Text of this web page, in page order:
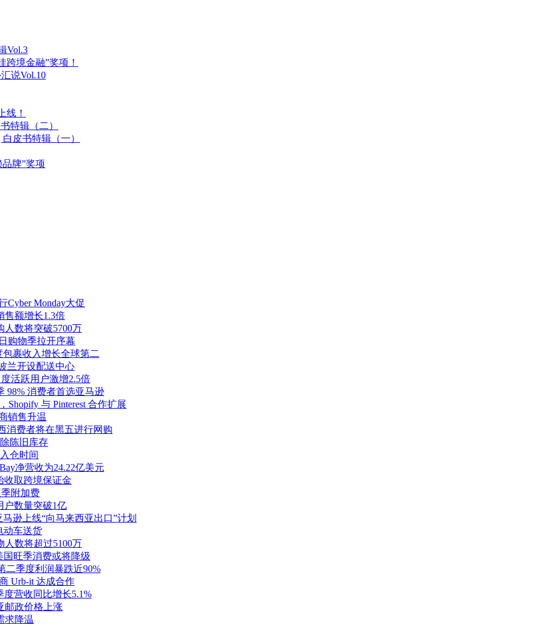
Vol.3
跨境金融”奖项！
说Vol.10
线！
特辑（二）
皮书特辑（一）
牌”奖项
Cyber Monday大促
售额增长1.3倍
人数将突破5700万
购物季拉开序幕
裹收入增长全球第二
兰开设配送中心
活跃用户激增2.5倍
98% 消费者首选亚马逊
Shopify 与 Pinterest 合作扩展
销售升温
消费者将在黑五进行网购
陈旧库存
仓时间
净营收为24.22亿美元
收取跨境保证金
附加费
户数量突破1亿
逊上线“向马来西亚出口”计划
动车送货
人数将超过5100万
国旺季消费或将降级
二季度利润暴跌近90%
Urb-it 达成合作
度营收同比增长5.1%
邮政价格上涨
求降温